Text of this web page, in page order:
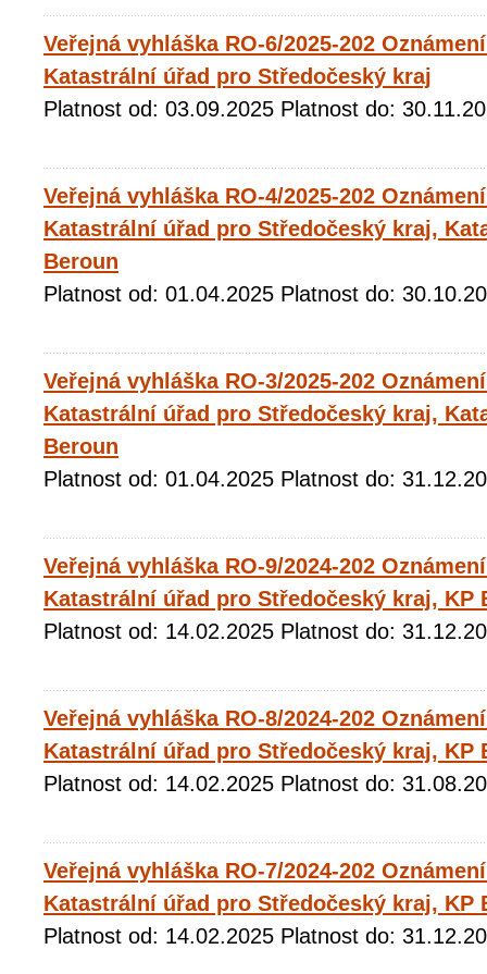
Veřejná vyhláška RO-6/2025-202
Katastrální úřad pro Středočeský kraj
Platnost od: 03.09.2025 Platnost do:
Veřejná vyhláška RO-4/2025-202
Katastrální úřad pro Středočeský kraj,
Beroun
Platnost od: 01.04.2025 Platnost do:
Veřejná vyhláška RO-3/2025-202
Katastrální úřad pro Středočeský kraj,
Beroun
Platnost od: 01.04.2025 Platnost do:
Veřejná vyhláška RO-9/2024-202
Katastrální úřad pro Středočeský kraj, KP
Platnost od: 14.02.2025 Platnost do:
Veřejná vyhláška RO-8/2024-202
Katastrální úřad pro Středočeský kraj, KP
Platnost od: 14.02.2025 Platnost do:
Veřejná vyhláška RO-7/2024-202
Katastrální úřad pro Středočeský kraj, KP
Platnost od: 14.02.2025 Platnost do: